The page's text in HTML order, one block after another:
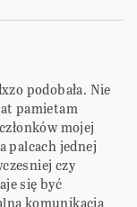
podobała. Nie
pamietam
mojej
palcach jednej
czy
się być
komunikacją